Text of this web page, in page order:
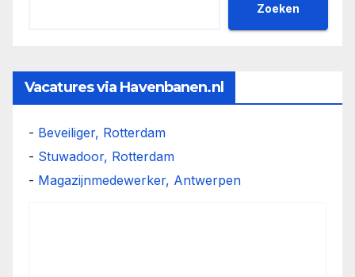
Zoeken
Vacatures via Havenbanen.nl
- Beveiliger, Rotterdam
- Stuwadoor, Rotterdam
- Magazijnmedewerker, Antwerpen